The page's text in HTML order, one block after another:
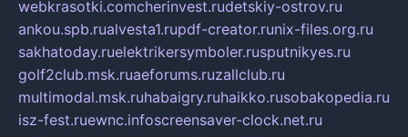
webkrasotki.comcherinvest.rudetskiy-ostrov.ru
ankou.spb.rualvesta1.rupdf-creator.runix-files.org.ru
sakhatoday.ruelektrikersymboler.rusputnikyes.ru
golf2club.msk.ruaeforums.ruzallclub.ru
multimodal.msk.ruhabaigry.ruhaikko.rusobakopedia.ru
isz-fest.ruewnc.infoscreensaver-clock.net.ru